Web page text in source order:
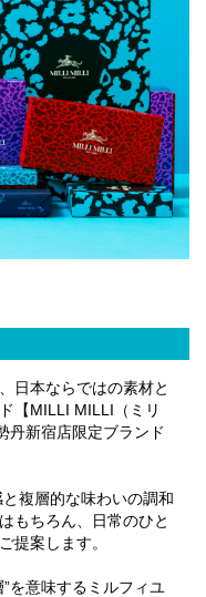
日本ならではの素材と
【MILLI MILLI（ミリ
丹新宿店限定ブランド
複層的な味わいの調和
もちろん、日常のひと
提案します。
を意味するミルフィユ